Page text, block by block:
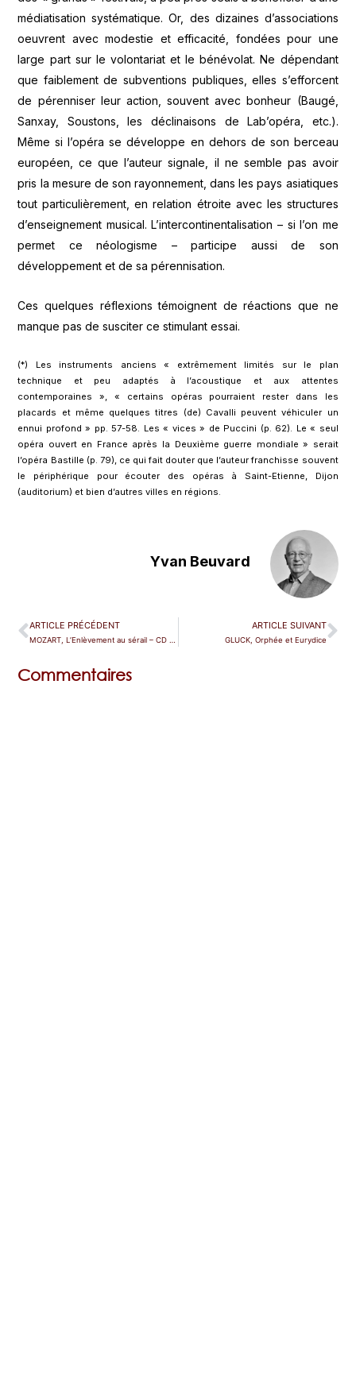
médiatisation systématique. Or, des dizaines d’associations
oeuvrent avec modestie et efficacité, fondées pour une
large part sur le volontariat et le bénévolat. Ne dépendant
que faiblement de subventions publiques, elles s’efforcent
de pérenniser leur action, souvent avec bonheur (Baugé,
Sanxay, Soustons, les déclinaisons de Lab’opéra, etc.).
Même si l’opéra se développe en dehors de son berceau
européen, ce que l’auteur signale, il ne semble pas avoir
pris la mesure de son rayonnement, dans les pays asiatiques
tout particulièrement, en relation étroite avec les structures
d’enseignement musical. L’intercontinentalisation – si l’on me
permet ce néologisme – participe aussi de son
développement et de sa pérennisation.
Ces quelques réflexions témoignent de réactions que ne
manque pas de susciter ce stimulant essai.
(*) Les instruments anciens « extrêmement limités sur le plan
technique et peu adaptés à l’acoustique et aux attentes
contemporaines », « certains opéras pourraient rester dans les
placards et même quelques titres (de) Cavalli peuvent véhiculer un
ennui profond » pp. 57-58. Les « vices » de Puccini (p. 62). Le « seul
opéra ouvert en France après la Deuxième guerre mondiale » serait
l’opéra Bastille (p. 79), ce qui fait douter que l’auteur franchisse souvent
le périphérique pour écouter des opéras à Saint-Etienne, Dijon
(auditorium) et bien d’autres villes en régions.
Yvan Beuvard
ARTICLE PRÉCÉDENT ARTICLE SUIVANT
GLUCK, Orphée et Eurydice
Commentaires